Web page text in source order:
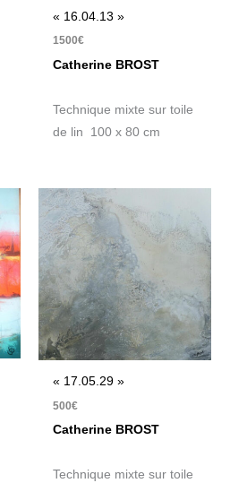
« 16.04.13 »
1500€
Catherine BROST
Technique mixte sur toile
de lin 100 x 80 cm
« 17.05.29 »
500€
Catherine BROST
Technique mixte sur toile